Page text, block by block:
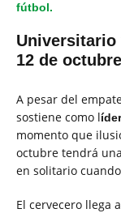
fútbol.
Universitario
12 de
A pesar del
sostiene como l
momento que
octubre tendrá
en solitario
El cervecero llega